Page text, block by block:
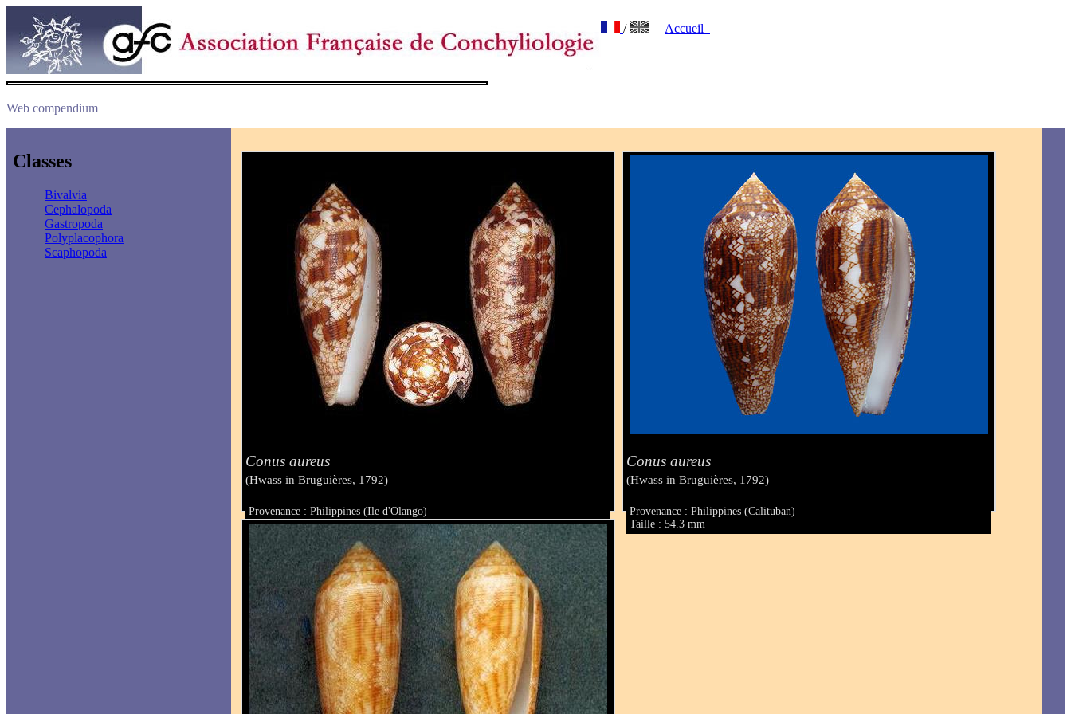
/ Accueil
Web compendium
Classes
Bivalvia
Cephalopoda
Gastropoda
Polyplacophora
Scaphopoda
Conus aureus
(Hwass in Bruguières, 1792)
Provenance : Philippines (Ile d'Olango)
Taille : 60.3 mm
Conus aureus
(Hwass in Bruguières, 1792)
Provenance : Philippines (Calituban)
Taille : 54.3 mm